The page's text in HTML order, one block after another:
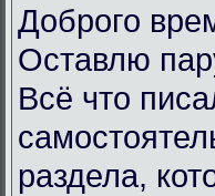
Доброго
Оставлю
Всё что
раздела,